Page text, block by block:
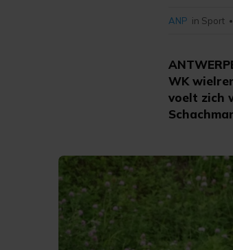
WK
voelt zich
ANP in Sport •